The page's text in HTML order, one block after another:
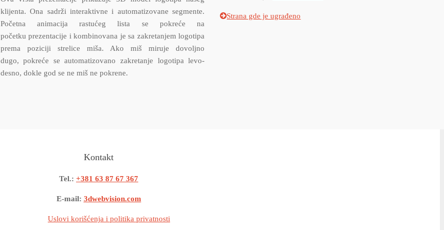
klijenta. Ona sadrži interaktivne i automatizovane segmente.
Početna animacija rastućeg lista se pokreće na
početku prezentacije i kombinovana je sa zakretanjem logotipa
prema poziciji strelice miša. Ako miš miruje dovoljno
dugo, pokreće se automatizovano zakretanje logotipa levo-
desno, dokle god se ne miš ne pokrene.
Strana gde je ugrađeno
Kontakt
Tel.: +381 63 87 67 367
E-mail: 3dwebvision.com
Uslovi korišćenja i politika privatnosti